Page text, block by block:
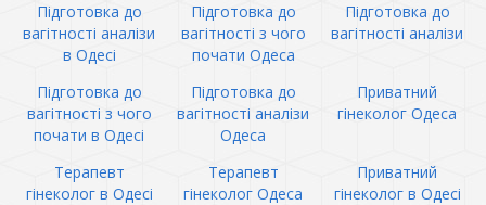
Підготовка до
вагітності аналізи
в Одесі
Підготовка до
вагітності з чого
почати Одеса
Підготовка до
вагітності аналізи
Підготовка до
вагітності з чого
почати в Одесі
Підготовка до
вагітності аналізи
Одеса
Приватний
гінеколог Одеса
Терапевт
гінеколог в Одесі
Терапевт
гінеколог Одеса
Приватний
гінеколог в Одесі